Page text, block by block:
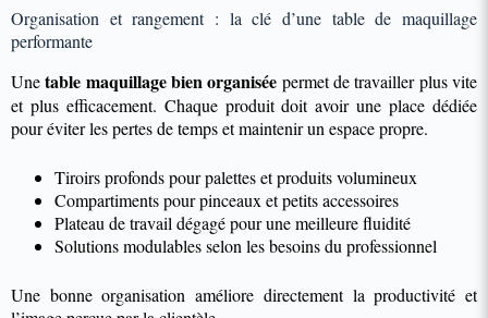
Organisation et rangement : la clé d’une table de maquillage
performante
Unetable maquillage bien organisée permet de travailler plus vite
et plus efficacement. Chaque produit doit avoir une place dédiée
pour éviter les pertes de temps et maintenir un espace propre.
Tiroirs profonds pour palettes et produits volumineux
Compartiments pour pinceaux et petits accessoires
Plateau de travail dégagé pour une meilleure fluidité
Solutions modulables selon les besoins du professionnel
Une bonne organisation améliore directement la productivité et